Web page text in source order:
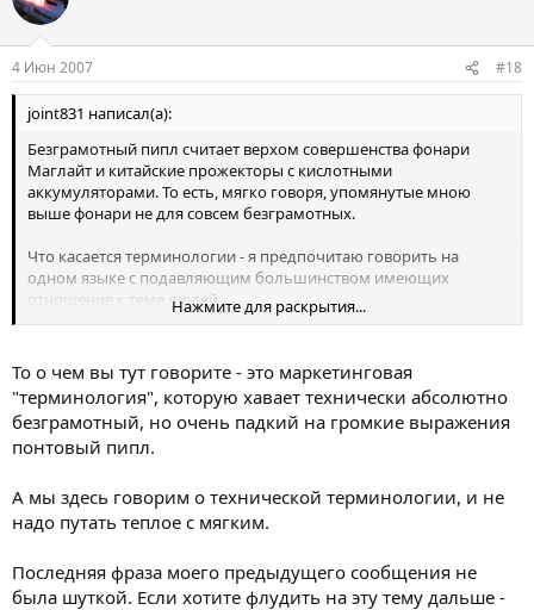
4 Июн 2007 #18
joint831 написал(а):
Безграмотный пипл считает верхом совершенства фонари
Маглайт и китайские прожекторы с кислотными
аккумуляторами. То есть, мягко говоря, упомянутые мною
выше фонари не для совсем безграмотных.
Что касается терминологии - я предпочитаю говорить на
одном языке с подавляющим большинством имеющих
отношение к теме людей.
Можно, конечно, выдумать в рамках отдельного форума
Нажмите для раскрытия...
То о чем вы тут говорите - это маркетинговая
"терминология", которую хавает технически абсолютно
безграмотный, но очень падкий на громкие выражения
понтовый пипл.
А мы здесь говорим о технической терминологии, и не
надо путать теплое с мягким.
Последняя фраза моего предыдущего сообщения не
была шуткой. Если хотите флудить на эту тему дальше -